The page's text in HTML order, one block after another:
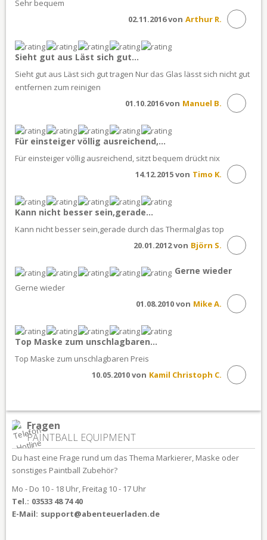
Sehr bequem
Arthur R.
02.11.2016 von
Sieht gut aus Läst sich gut...
Sieht gut aus Läst sich gut tragen Nur das Glas lässt sich nicht gut
entfernen zum reinigen
Manuel B.
01.10.2016 von
Für einsteiger völlig ausreichend,...
Für einsteiger völlig ausreichend, sitzt bequem drückt nix
Timo K.
14.12.2015 von
Kann nicht besser sein,gerade...
Kann nicht besser sein,gerade durch das Thermalglas top
Björn S.
20.01.2012 von
Gerne wieder
Gerne wieder
Mike A.
01.08.2010 von
Top Maske zum unschlagbaren...
Top Maske zum unschlagbaren Preis
Kamil Christoph C.
10.05.2010 von
Fragen
PAINTBALL EQUIPMENT
Du hast eine Frage rund um das Thema Markierer, Maske oder
sonstiges Paintball Zubehör?
Mo - Do 10 - 18 Uhr, Freitag 10 - 17 Uhr
Tel.: 03533 48 74 40
E-Mail: support@abenteuerladen.de